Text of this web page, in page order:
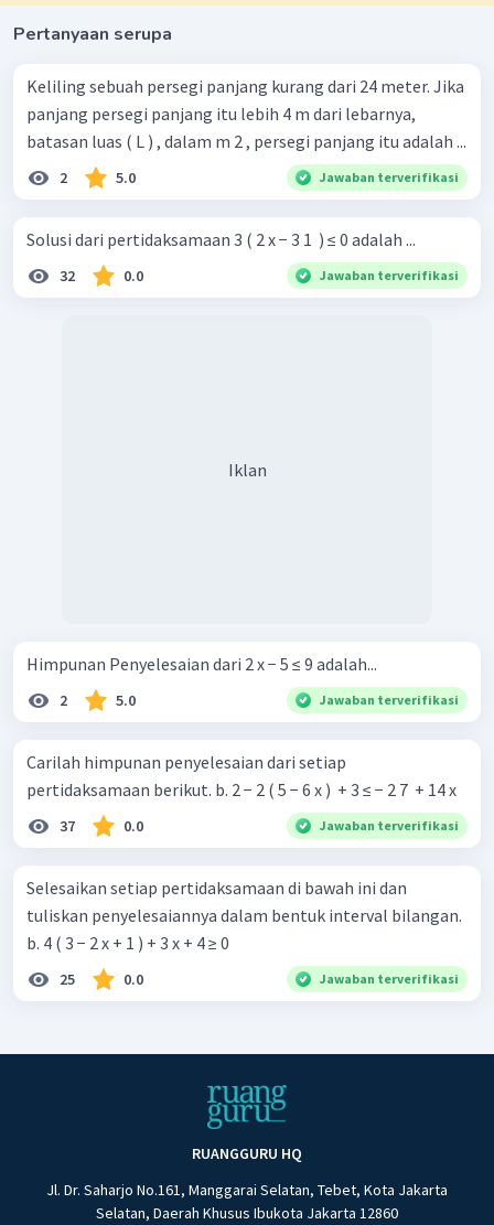
Pertanyaan serupa
Keliling sebuah persegi panjang kurang dari 24 meter. Jika
panjang persegi panjang itu lebih 4 m dari lebarnya,
batasan luas ( L ) , dalam m 2 , persegi panjang itu adalah ...
2 5.0 Jawaban terverifikasi
Solusi dari pertidaksamaan 3 ( 2 x − 3 1 ​ ) ≤ 0 adalah ...
32 0.0 Jawaban terverifikasi
Iklan
Himpunan Penyelesaian dari 2 x − 5 ≤ 9 adalah...
2 5.0 Jawaban terverifikasi
Carilah himpunan penyelesaian dari setiap
pertidaksamaan berikut. b. 2 − 2 ( 5 − 6 x ) ​ + 3 ≤ − 2 7 ​ + 14 x
37 0.0 Jawaban terverifikasi
Selesaikan setiap pertidaksamaan di bawah ini dan
tuliskan penyelesaiannya dalam bentuk interval bilangan.
b. 4 ( 3 − 2 x + 1 ) + 3 x + 4 ≥ 0
25 0.0 Jawaban terverifikasi
RUANGGURU HQ
Jl. Dr. Saharjo No.161, Manggarai Selatan, Tebet, Kota Jakarta
Selatan, Daerah Khusus Ibukota Jakarta 12860